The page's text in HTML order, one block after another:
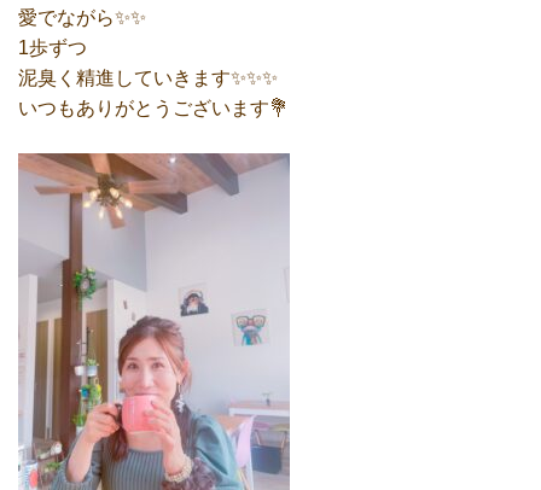
愛でながら✨✨
1歩ずつ
泥臭く精進していきます✨✨✨
いつもありがとうございます💐